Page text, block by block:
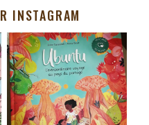
INSTAGRAM